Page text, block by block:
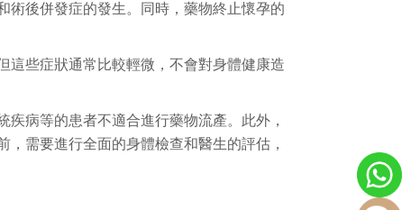
術後併發症的發生。同時，藥物終止懷孕的
這些症狀通常比較輕微，不會對身體健康造
病等的患者不適合進行藥物流產。此外，
需要進行全面的身體檢查和醫生的評估，